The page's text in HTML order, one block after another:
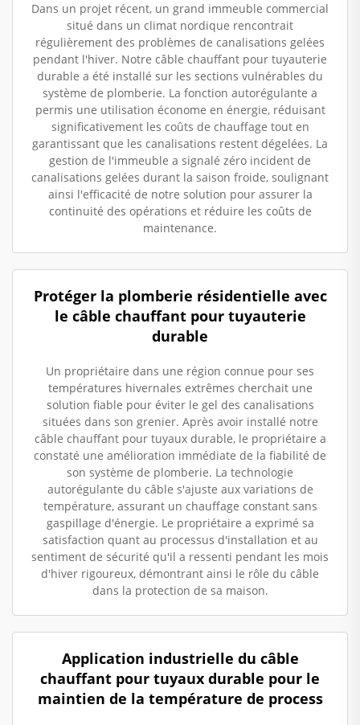
Dans un projet récent, un grand immeuble commercial
situé dans un climat nordique rencontrait
régulièrement des problèmes de canalisations gelées
pendant l'hiver. Notre câble chauffant pour tuyauterie
durable a été installé sur les sections vulnérables du
système de plomberie. La fonction autorégulante a
permis une utilisation économe en énergie, réduisant
significativement les coûts de chauffage tout en
garantissant que les canalisations restent dégelées. La
gestion de l'immeuble a signalé zéro incident de
canalisations gelées durant la saison froide, soulignant
ainsi l'efficacité de notre solution pour assurer la
continuité des opérations et réduire les coûts de
maintenance.
Protéger la plomberie résidentielle avec
le câble chauffant pour tuyauterie
durable
Un propriétaire dans une région connue pour ses
températures hivernales extrêmes cherchait une
solution fiable pour éviter le gel des canalisations
situées dans son grenier. Après avoir installé notre
câble chauffant pour tuyaux durable, le propriétaire a
constaté une amélioration immédiate de la fiabilité de
son système de plomberie. La technologie
autorégulante du câble s'ajuste aux variations de
température, assurant un chauffage constant sans
gaspillage d'énergie. Le propriétaire a exprimé sa
satisfaction quant au processus d'installation et au
sentiment de sécurité qu'il a ressenti pendant les mois
d'hiver rigoureux, démontrant ainsi le rôle du câble
dans la protection de sa maison.
Application industrielle du câble
chauffant pour tuyaux durable pour le
maintien de la température de process